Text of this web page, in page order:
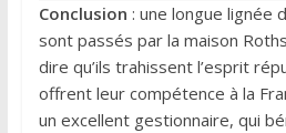
Conclusion : une longue lignée
sont passés par la maison
dire qu’ils trahissent l’esprit
offrent leur compétence à la
un excellent gestionnaire, qui